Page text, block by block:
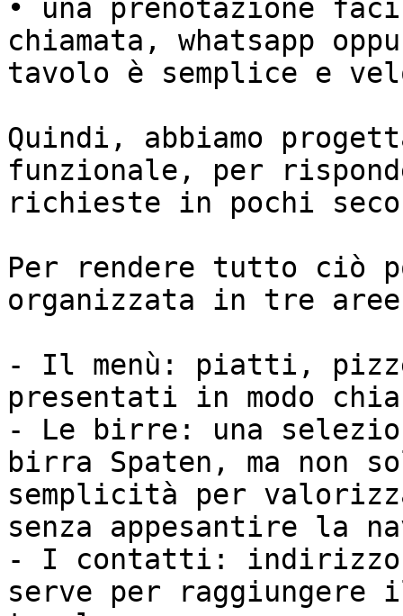
• una prenotazione
chiamata, whatsapp
tavolo è semplice e
Quindi, abbiamo
funzionale, per
richieste in pochi
Per rendere tutto ciò
organizzata in tre
- Il menù: piatti,
presentati in modo
- Le birre: una
birra Spaten, ma non
semplicità per
senza appesantire la
- I contatti:
serve per